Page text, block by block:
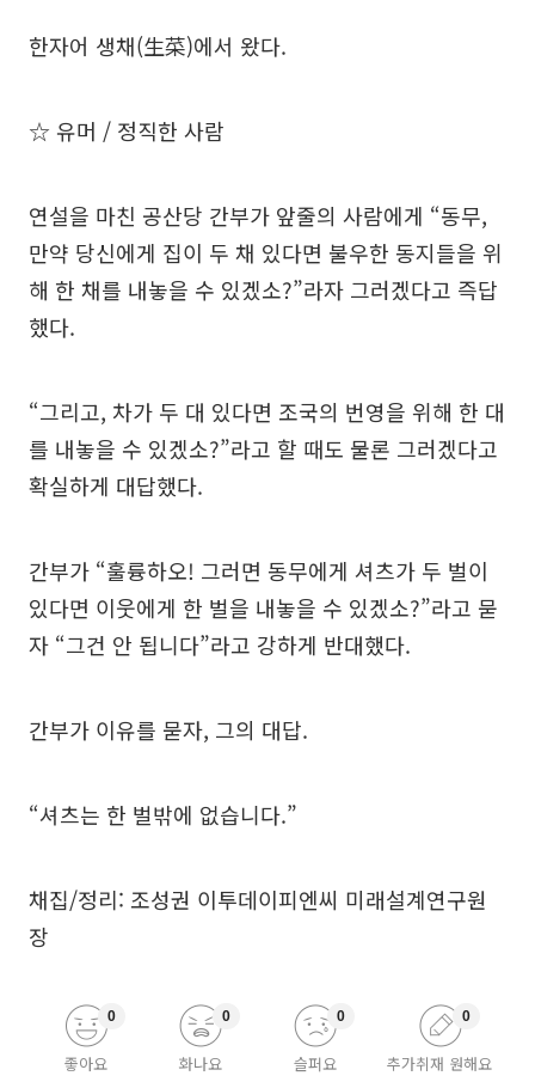
한자어 생채(生菜)에서 왔다.
☆ 유머 / 정직한 사람
연설을 마친 공산당 간부가 앞줄의 사람에게 “동무,
만약 당신에게 집이 두 채 있다면 불우한 동지들을 위
해 한 채를 내놓을 수 있겠소?”라자 그러겠다고 즉답
했다.
“그리고, 차가 두 대 있다면 조국의 번영을 위해 한 대
를 내놓을 수 있겠소?”라고 할 때도 물론 그러겠다고
확실하게 대답했다.
간부가 “훌륭하오! 그러면 동무에게 셔츠가 두 벌이
있다면 이웃에게 한 벌을 내놓을 수 있겠소?”라고 묻
자 “그건 안 됩니다”라고 강하게 반대했다.
간부가 이유를 묻자, 그의 대답.
“셔츠는 한 벌밖에 없습니다.”
채집/정리: 조성권 이투데이피엔씨 미래설계연구원
장
좋아요
0
화나요
0
슬퍼요
0
추가취재 원해요
0